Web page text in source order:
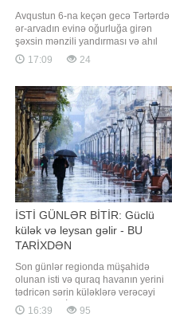
Avqustun 6-na keçən gecə Tərtərdə
ər-arvadın evinə oğurluğa girən
şəxsin mənzili yandırması və ahıl
şəxslərin ölməsi barədə məlumat
vermişdik. İbtidai istintaqla
fərdi yaşayış evindən külli miqdarda
pul vəsaitini ələ keçirməsi, törətdiyi
oğurluq cinayətinin izlərini gizlətmə
17:09 24
İSTİ GÜNLƏR BİTİR: Güclü
külək və leysan gəlir - BU
TARİXDƏN
Son günlər regionda müşahidə
olunan isti və quraq havanın yerini
tədricən sərin küləklərə verəcəyi
gözlənilir. BİG.AZ -a istinadla xəbər
verir ki, hava tətbiqi proqramlarında
16:39 95